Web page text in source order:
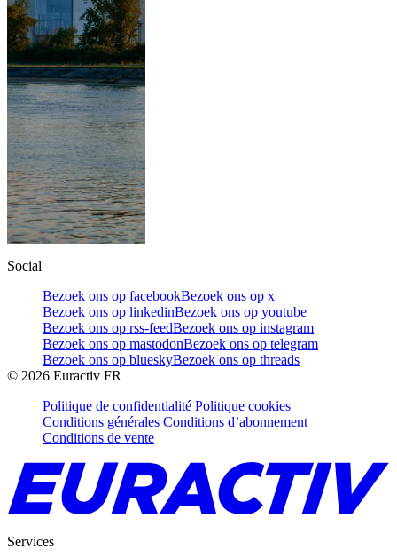
Social
Bezoek ons op facebookBezoek ons op x
Bezoek ons op linkedinBezoek ons op youtube
Bezoek ons op rss-feedBezoek ons op instagram
Bezoek ons op mastodonBezoek ons op telegram
Bezoek ons op blueskyBezoek ons op threads
© 2026 Euractiv FR
Politique de confidentialité Politique cookies
Conditions générales Conditions d’abonnement
Conditions de vente
Services